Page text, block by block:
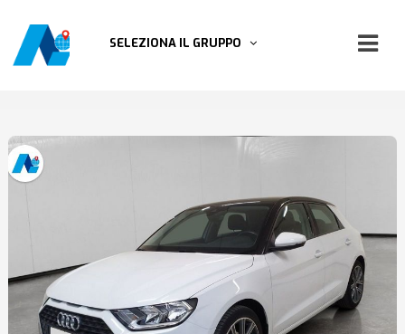
SELEZIONA IL GRUPPO